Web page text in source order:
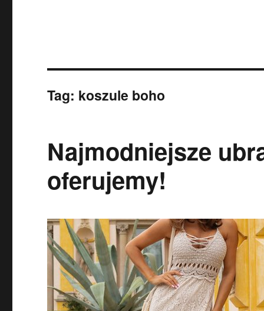
Tag: koszule boho
Najmodniejsze
oferujemy!